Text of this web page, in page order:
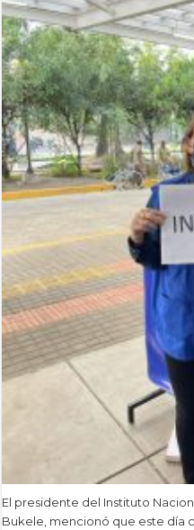
El presidente del Instituto
Bukele, mencionó que este día